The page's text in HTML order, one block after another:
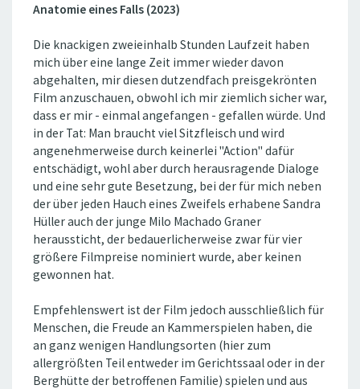
Anatomie eines Falls (2023)
Die knackigen zweieinhalb Stunden Laufzeit haben
mich über eine lange Zeit immer wieder davon
abgehalten, mir diesen dutzendfach preisgekrönten
Film anzuschauen, obwohl ich mir ziemlich sicher war,
dass er mir - einmal angefangen - gefallen würde. Und
in der Tat: Man braucht viel Sitzfleisch und wird
angenehmerweise durch keinerlei "Action" dafür
entschädigt, wohl aber durch herausragende Dialoge
und eine sehr gute Besetzung, bei der für mich neben
der über jeden Hauch eines Zweifels erhabene Sandra
Hüller auch der junge Milo Machado Graner
heraussticht, der bedauerlicherweise zwar für vier
größere Filmpreise nominiert wurde, aber keinen
gewonnen hat.
Empfehlenswert ist der Film jedoch ausschließlich für
Menschen, die Freude an Kammerspielen haben, die
an ganz wenigen Handlungsorten (hier zum
allergrößten Teil entweder im Gerichtssaal oder in der
Berghütte der betroffenen Familie) spielen und aus